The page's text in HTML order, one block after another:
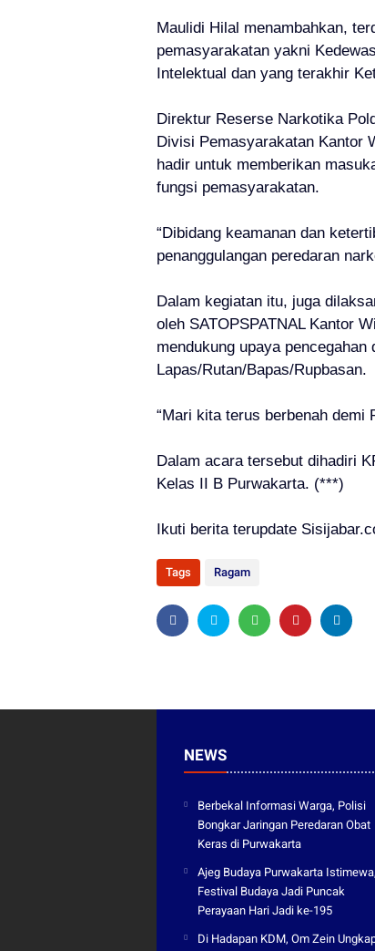
Maulidi Hilal menambahkan,
pemasyarakatan yakni
Intelektual dan yang terakhir
Direktur Reserse Narkotika
Divisi Pemasyarakatan Kantor
hadir untuk memberikan
fungsi pemasyarakatan.
“Dibidang keamanan dan
penanggulangan peredaran
Dalam kegiatan itu, juga
oleh SATOPSPATNAL Kantor
mendukung upaya
Lapas/Rutan/Bapas/Rupbasan.
“Mari kita terus berbenah demi
Dalam acara tersebut dihadiri
Kelas II B Purwakarta. (***)
Ikuti berita terupdate
Tags Ragam
NEWS
Berbekal Informasi Warga, Polisi
Bongkar Jaringan Peredaran Obat
Keras di Purwakarta
Ajeg Budaya Purwakarta Istimewa,
Festival Budaya Jadi Puncak
Perayaan Hari Jadi ke-195
Di Hadapan KDM, Om Zein